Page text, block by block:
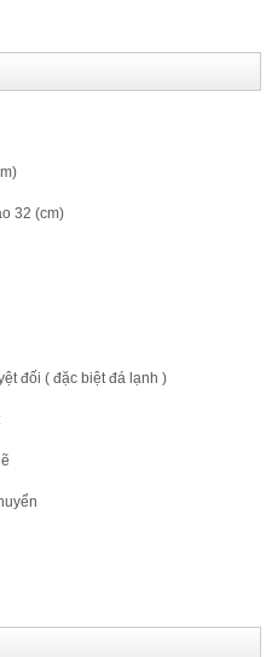
32 (cm)
đối ( đặc biệt đá lạnh )